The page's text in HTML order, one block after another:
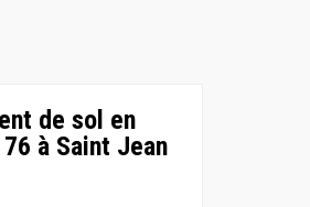
de sol en
à Saint Jean